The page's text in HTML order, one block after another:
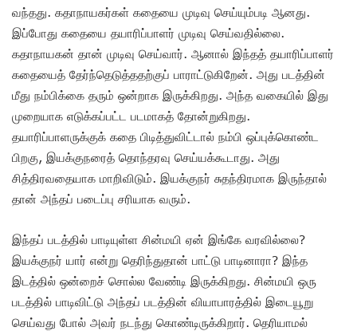
வந்தது. கதாநாயகர்கள் கதையை முடிவு செய்யும்படி ஆனது.
இப்போது கதையை தயாரிப்பாளர் முடிவு செய்வதில்லை.
கதாநாயகன் தான் முடிவு செய்வார். ஆனால் இந்தத் தயாரிப்பாளர்
கதையைத் தேர்ந்தெடுத்ததற்குப் பாராட்டுகிறேன். அது படத்தின்
மீது நம்பிக்கை தரும் ஒன்றாக இருக்கிறது. அந்த வகையில் இது
முறையாக எடுக்கப்பட்ட படமாகத் தோன்றுகிறது.
தயாரிப்பாளருக்குக் கதை பிடித்துவிட்டால் நம்பி ஒப்புக்கொண்ட
பிறகு, இயக்குநரைத் தொந்தரவு செய்யக்கூடாது. அது
சித்திரவதையாக மாறிவிடும். இயக்குநர் சுதந்திரமாக இருந்தால்
தான் அந்தப் படைப்பு சரியாக வரும்.
இந்தப் படத்தில் பாடியுள்ள சின்மயி ஏன் இங்கே வரவில்லை?
இயக்குநர் யார் என்று தெரிந்துதான் பாட்டு பாடினாரா? இந்த
இடத்தில் ஒன்றைச் சொல்ல வேண்டி இருக்கிறது. சின்மயி ஒரு
படத்தில் பாடிவிட்டு அந்தப் படத்தின் வியாபாரத்தில் இடையூறு
செய்வது போல் அவர் நடந்து கொண்டிருக்கிறார். தெரியாமல்